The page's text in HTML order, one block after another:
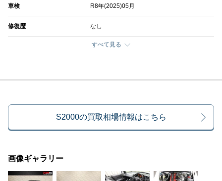
車検 R8年(2025)05月
修復歴 なし
すべて見る
S2000の買取相場情報はこちら
画像ギャラリー